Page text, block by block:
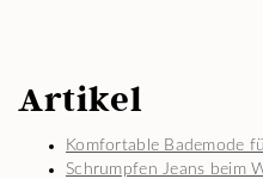
Artikel
Komfortable Bademode
Schrumpfen Jeans beim